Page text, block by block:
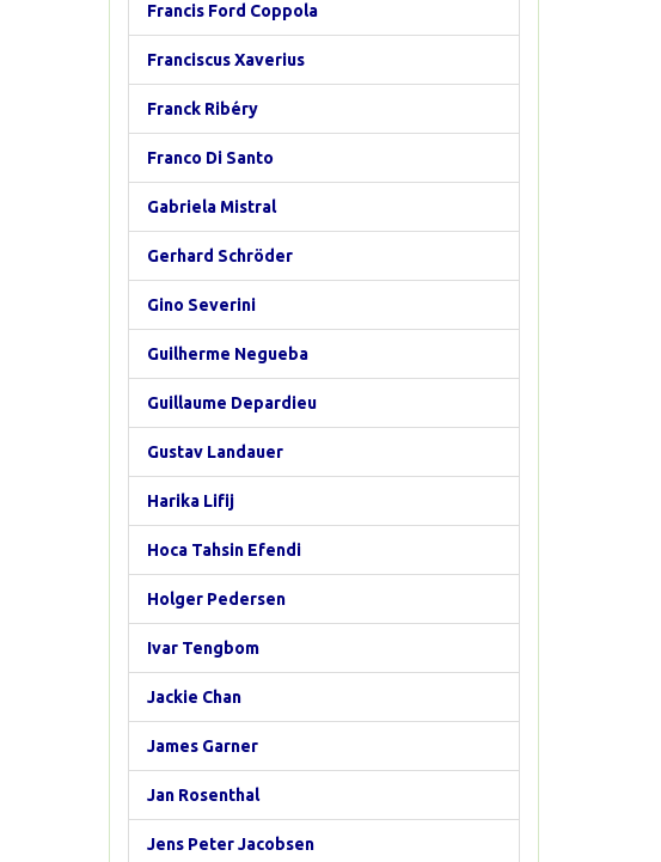
Francis Ford Coppola
Franciscus Xaverius
Franck Ribéry
Franco Di Santo
Gabriela Mistral
Gerhard Schröder
Gino Severini
Guilherme Negueba
Guillaume Depardieu
Gustav Landauer
Harika Lifij
Hoca Tahsin Efendi
Holger Pedersen
Ivar Tengbom
Jackie Chan
James Garner
Jan Rosenthal
Jens Peter Jacobsen